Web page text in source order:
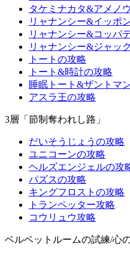
タケミナカタ&アメノ
リャナンシー&イッポ
リャナンシー&コッパ
リャナンシー&ジャッ
トートの攻略
トート&時計の攻略
睡眠トート&ザントマ
アスラ王の攻略
3層「節制奪われし路」
だいそうじょうの攻略
ユニコーンの攻略
ヘルズエンジェルの攻
パズスの攻略
キングフロストの攻略
トランペッター攻略
コウリュウ攻略
ベルベットルームの試練/心